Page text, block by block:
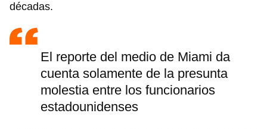
décadas.
El reporte del medio de Miami da
cuenta solamente de la presunta
molestia entre los funcionarios
estadounidenses